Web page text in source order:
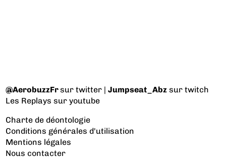
@AerobuzzFrsur twitter |Jumpseat_Abz sur twitch
Les Replays sur youtube
Charte de déontologie
Conditions générales d'utilisation
Mentions légales
Nous contacter